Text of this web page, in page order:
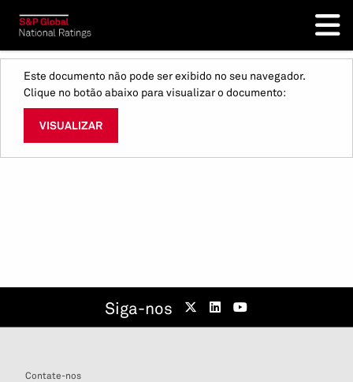
Este documento não pode ser exibido no seu navegador.
Clique no botão abaixo para visualizar o documento:
VISUALIZAR
Siga-nos
Contate-nos